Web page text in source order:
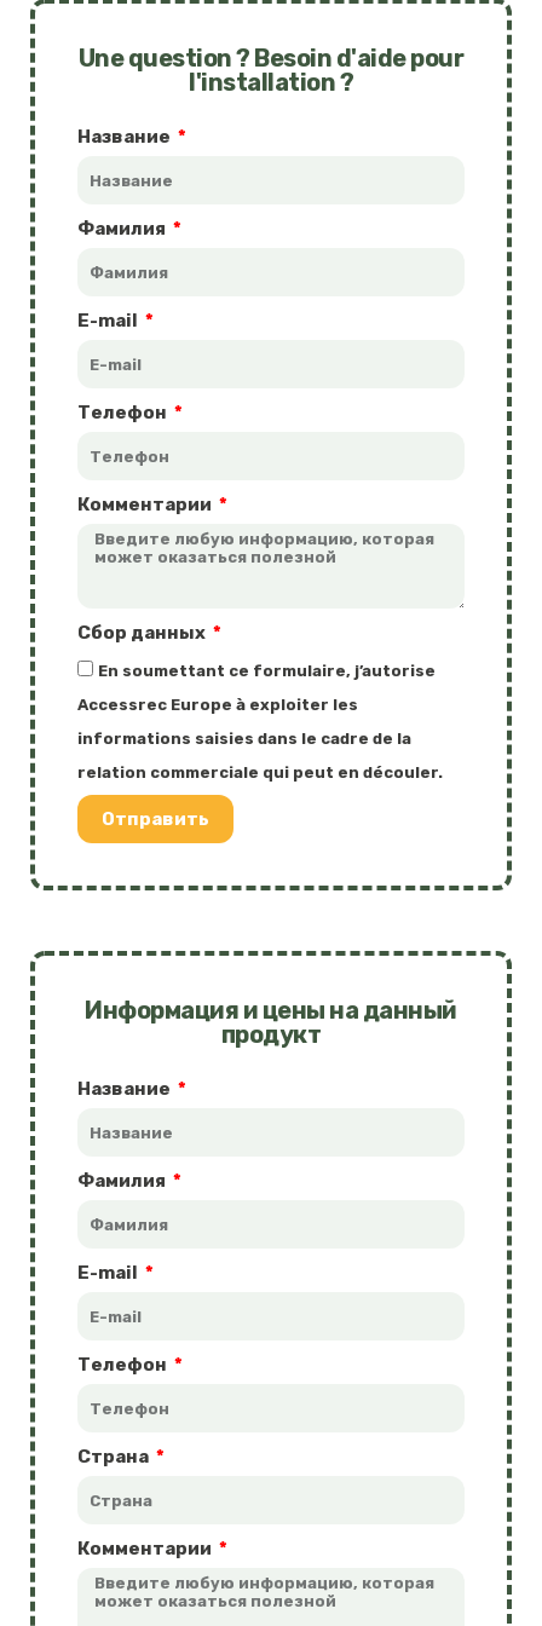
Une question ? Besoin d'aide pour
l'installation ?
Название
Фамилия
E-mail
Телефон
Комментарии
Сбор данных
En soumettant ce formulaire, j’autorise
Accessrec Europe à exploiter les
informations saisies dans le cadre de la
relation commerciale qui peut en découler.
Отправить
Информация и цены на данный
продукт
Название
Фамилия
E-mail
Телефон
Страна
Комментарии